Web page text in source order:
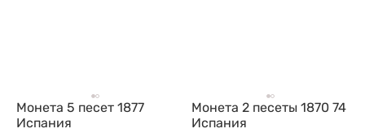
Монета 5 песет 1877
Испания
Монета 2 песеты 1870 74
Испания